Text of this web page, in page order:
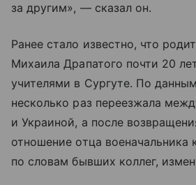
за другим», — сказал он.
Ранее стало известно, что
Михаила Драпатого почти 20
учителями в Сургуте. По
несколько раз переезжала
и Украиной, а после
отношение отца военачальника
по словам бывших коллег,